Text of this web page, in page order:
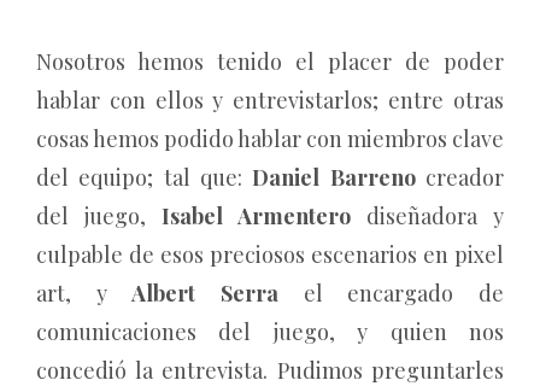
Nosotros hemos tenido el placer de poder
hablar con ellos y entrevistarlos; entre otras
cosas hemos podido hablar con miembros clave
del equipo; tal que:Daniel Barrenocreador
del juego, Isabel Armentero diseñadora y
culpable de esos preciosos escenarios en pixel
art, yAlbert Serra el encargado de
comunicaciones del juego, y quien nos
concedió la entrevista. Pudimos preguntarles